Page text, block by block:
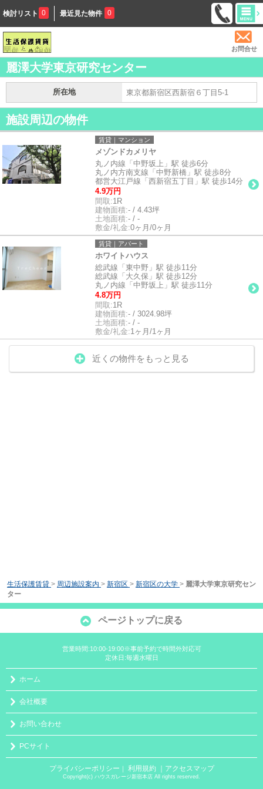
検討リスト 0 最近見た物件 0
お問合せ
麗澤大学東京研究センター
所在地 東京都新宿区西新宿６丁目5-1
施設周辺の物件
賃貸｜マンション
メゾンドカメリヤ
丸ノ内線「中野坂上」駅 徒歩6分
丸ノ内方南支線「中野新橋」駅 徒歩8分
都営大江戸線「西新宿五丁目」駅 徒歩14分
4.9万円
間取:1R
建物面積:- / 4.43坪
土地面積:- / -
敷金/礼金:0ヶ月/0ヶ月
賃貸｜アパート
ホワイトハウス
総武線「東中野」駅 徒歩11分
総武線「大久保」駅 徒歩12分
丸ノ内線「中野坂上」駅 徒歩11分
4.8万円
間取:1R
建物面積:- / 3024.98坪
土地面積:- / -
敷金/礼金:1ヶ月/1ヶ月
近くの物件をもっと見る
生活保護賃貸 > 周辺施設案内 > 新宿区 > 新宿区の大学 > 麗澤大学東京研究セン
ター
ページトップに戻る
営業時間:10:00-19:00※事前予約で時間外対応可
定休日:毎週水曜日
ホーム
会社概要
お問い合わせ
PCサイト
プライバシーポリシー ｜ 利用規約 ｜アクセスマップ
Copyright(c) ハウスガレージ新宿本店 All rights reserved.